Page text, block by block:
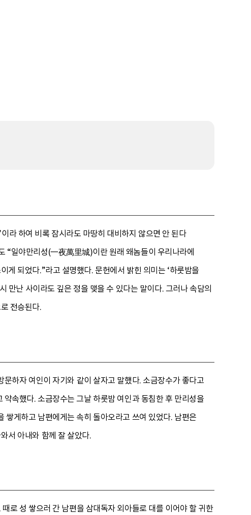
하여 비록 잠시라도 마땅히 대비하지 않으면 안 된다
일야만리성(一夜萬里城)이란 원래 왜놈들이 우리나라에
게 되었다.”라고 설명했다. 문헌에서 밝힌 의미는 ‘하룻밤을
만난 사이라도 깊은 정을 맺을 수 있다는 말이다. 그러나 속담의
전승된다.
문하자 여인이 자기와 같이 살자고 말했다. 소금장수가 좋다고
속했다. 소금장수는 그날 하룻밤 여인과 동침한 후 만리성을
쌓게하고 남편에게는 속히 돌아오라고 쓰여 있었다. 남편은
서 아내와 함께 잘 살았다.
로 성 쌓으러 간 남편을 삼대독자 외아들로 대를 이어야 할 귀한